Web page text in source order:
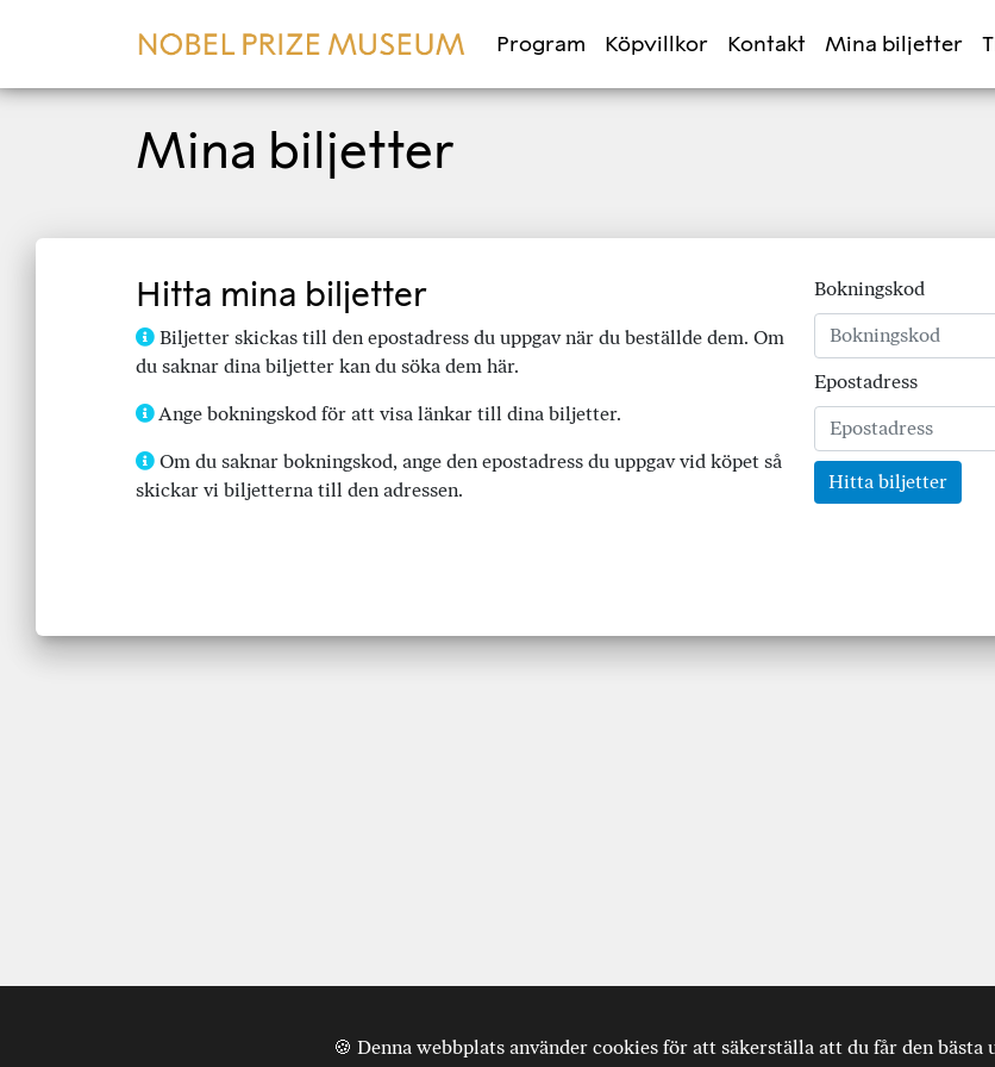
Program Köpvillkor Kontakt Mina biljetter
Mina biljetter
Hitta mina biljetter
Biljetter skickas till den epostadress du uppgav när du beställde dem. Om
du saknar dina biljetter kan du söka dem här.
Ange bokningskod för att visa länkar till dina biljetter.
Om du saknar bokningskod, ange den epostadress du uppgav vid köpet så
skickar vi biljetterna till den adressen.
Bokningskod
Epostadress
🍪 Denna webbplats använder cookies för att säkerställa att du får den bästa